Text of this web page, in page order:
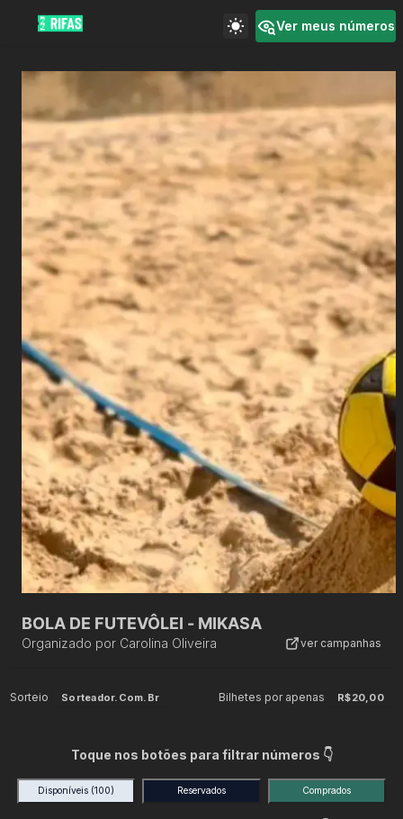
Ver meus números
BOLA DE FUTEVÔLEI - MIKASA
Organizado por Carolina Oliveira ver campanhas
Sorteio Sorteador.com.br Bilhetes por apenas R$20,00
Toque nos botões para filtrar números 👇
Disponíveis (100) Reservados Comprados